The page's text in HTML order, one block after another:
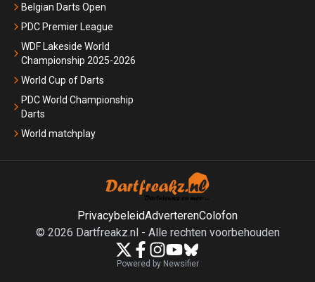
Belgian Darts Open
PDC Premier League
WDF Lakeside World
Championship 2025-2026
World Cup of Darts
PDC World Championship
Darts
World matchplay
PrivacybeleidAdverterenColofon
© 2026 Dartfreakz.nl - Alle rechten voorbehouden
Powered by Newsifier